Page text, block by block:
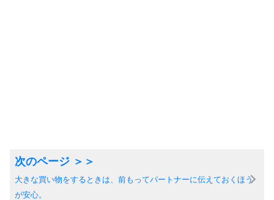
大きな買い物をするときは、前もってパートナーに伝えておくほう
が安心。